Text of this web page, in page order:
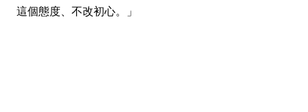
這個態度、不改初心。」